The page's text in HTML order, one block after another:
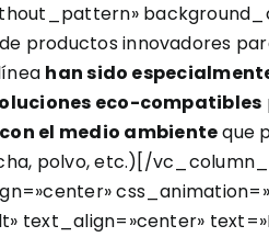
productos innovadores
han sido
eco-compatibles
con el medio ambienteque
polvo, etc.)[/
text_align=»center»